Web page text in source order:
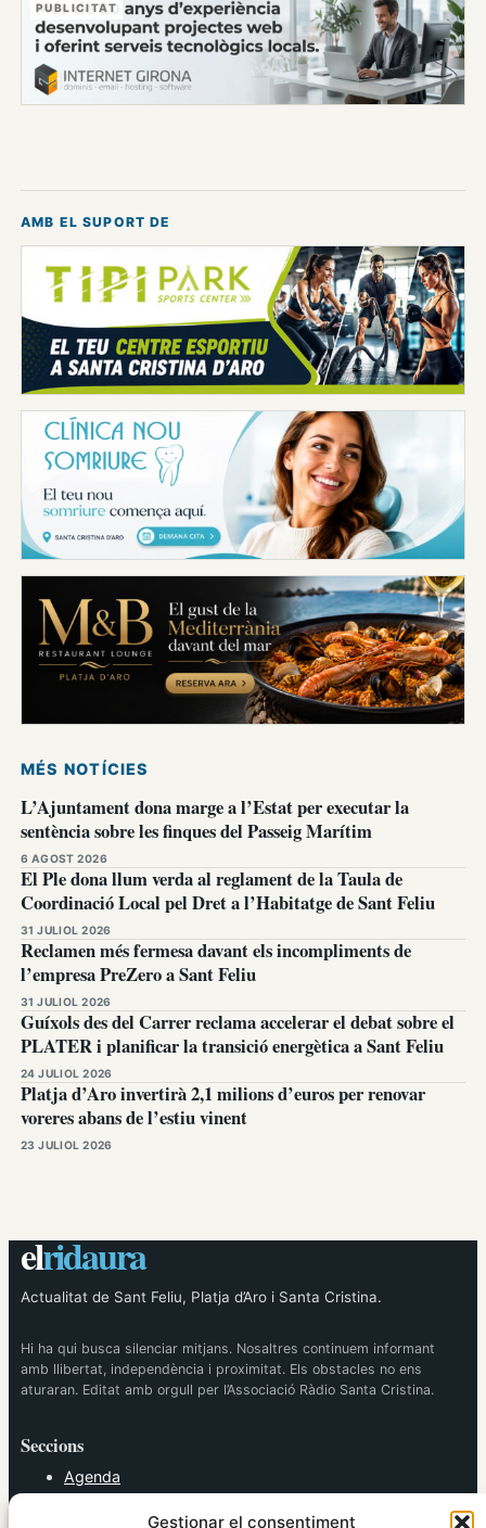
Gestionar el consentiment
PUBLICITAT
AMB EL SUPORT DE
MÉS NOTÍCIES
L’Ajuntament dona marge a l’Estat per executar la
sentència sobre les finques del Passeig Marítim
6 AGOST 2026
El Ple dona llum verda al reglament de la Taula de
Coordinació Local pel Dret a l’Habitatge de Sant Feliu
31 JULIOL 2026
Reclamen més fermesa davant els incompliments de
l’empresa PreZero a Sant Feliu
31 JULIOL 2026
Guíxols des del Carrer reclama accelerar el debat sobre el
PLATER i planificar la transició energètica a Sant Feliu
24 JULIOL 2026
Platja d’Aro invertirà 2,1 milions d’euros per renovar
voreres abans de l’estiu vinent
23 JULIOL 2026
elridaura
Actualitat de Sant Feliu, Platja d’Aro i Santa Cristina.
Hi ha qui busca silenciar mitjans. Nosaltres continuem informant
amb llibertat, independència i proximitat. Els obstacles no ens
aturaran. Editat amb orgull per l’Associació Ràdio Santa Cristina.
Seccions
Agenda